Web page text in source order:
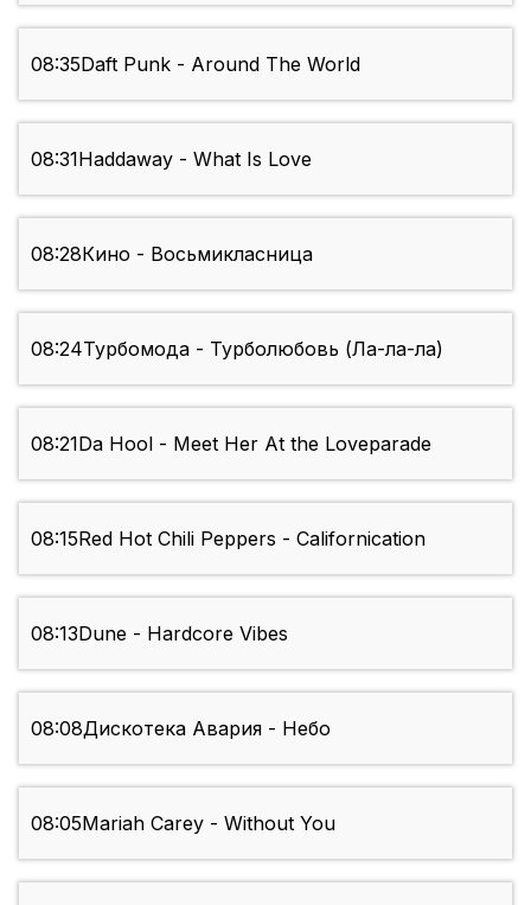
08:35Daft Punk - Around The World
08:31Haddaway - What Is Love
08:28Кино - Восьмикласница
08:24Турбомода - Турболюбовь (Ла-ла-ла)
08:21Da Hool - Meet Her At the Loveparade
08:15Red Hot Chili Peppers - Californication
08:13Dune - Hardcore Vibes
08:08Дискотека Авария - Небо
08:05Mariah Carey - Without You